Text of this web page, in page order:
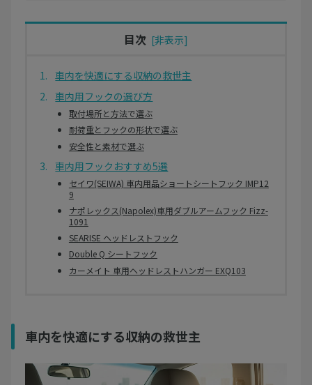
目次
車内を快適にする収納の救世主
車内用フックの選び方
取付場所と方法で選ぶ
耐荷重とフックの形状で選ぶ
安全性と素材で選ぶ
車内用フックおすすめ5選
セイワ(SEIWA) 車内用品ショートシートフック IMP12
9
ナポレックス(Napolex)車用ダブルアームフック Fizz-
1091
SEARISE ヘッドレストフック
Double Q シートフック
カーメイト 車用ヘッドレストハンガー EXQ103
車内を快適にする収納の救世主